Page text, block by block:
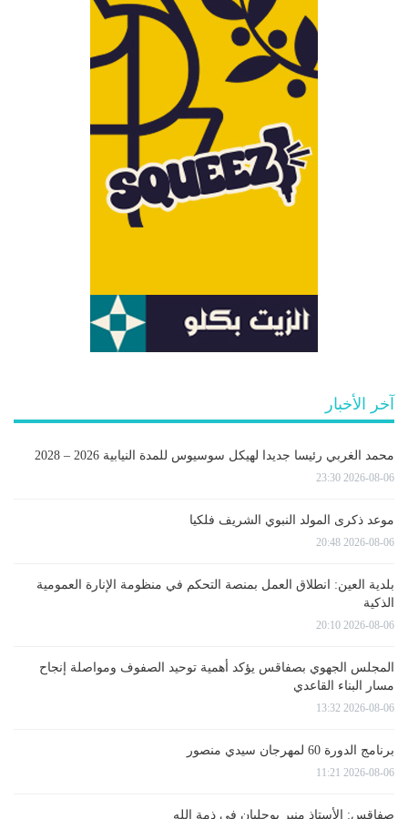
آخر الأخبار
محمد الغربي رئيسا جديدا لهيكل سوسيوس للمدة النيابية 2026 – 2028
2026-08-06 23:30
موعد ذكرى المولد النبوي الشريف فلكيا
2026-08-06 20:48
بلدية العين: انطلاق العمل بمنصة التحكم في منظومة الإنارة العمومية
الذكية
2026-08-06 20:10
المجلس الجهوي بصفاقس يؤكد أهمية توحيد الصفوف ومواصلة إنجاح
مسار البناء القاعدي
2026-08-06 13:32
برنامج الدورة 60 لمهرجان سيدي منصور
2026-08-06 11:21
صفاقس: الأستاذ منير بوجلبان في ذمة الله